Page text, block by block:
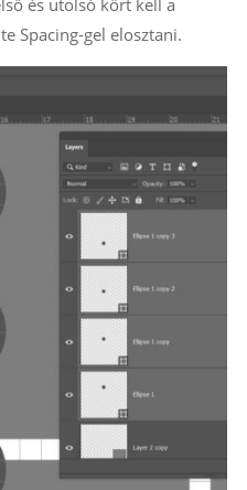
és utolsó kört kell a
Spacing-gel elosztani.